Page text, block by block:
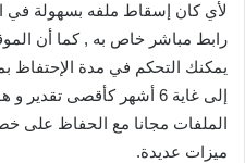
لأي كان إسقاط ملفه بسهولة في
رابط مباشر خاص به , كما أن
يمكنك التحكم في مدة الإحتفاظ
إلى غاية 6 أشهر كأقصى
الملفات مجانا مع الحفاظ على
ميزات عديدة.